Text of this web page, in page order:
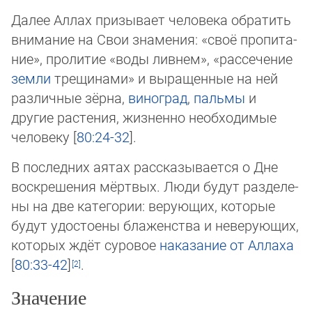
Далее Аллах призывает человека обратить
внимание на Свои знамения: «своё про­пи­та­
ние», пролитие «воды ливнем», «рассечение
земли трещинами» и выращенные на ней
различные зёрна, виноград, паль­мы и
другие растения, жизненно необходимые
человеку [80:24-32].
В последних аятах рассказывается о Дне
воскрешения мёртвых. Люди будут раз­де­ле­
ны на две категории: верующих, ко­то­рые
будут удостоены блаженства и неве­рую­щих,
ко­то­рых ждёт суровое наказание от Аллаха
[80:33-42] .
Значение